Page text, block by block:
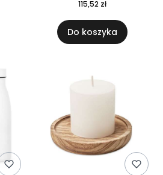
115,52 zł
Do koszyka